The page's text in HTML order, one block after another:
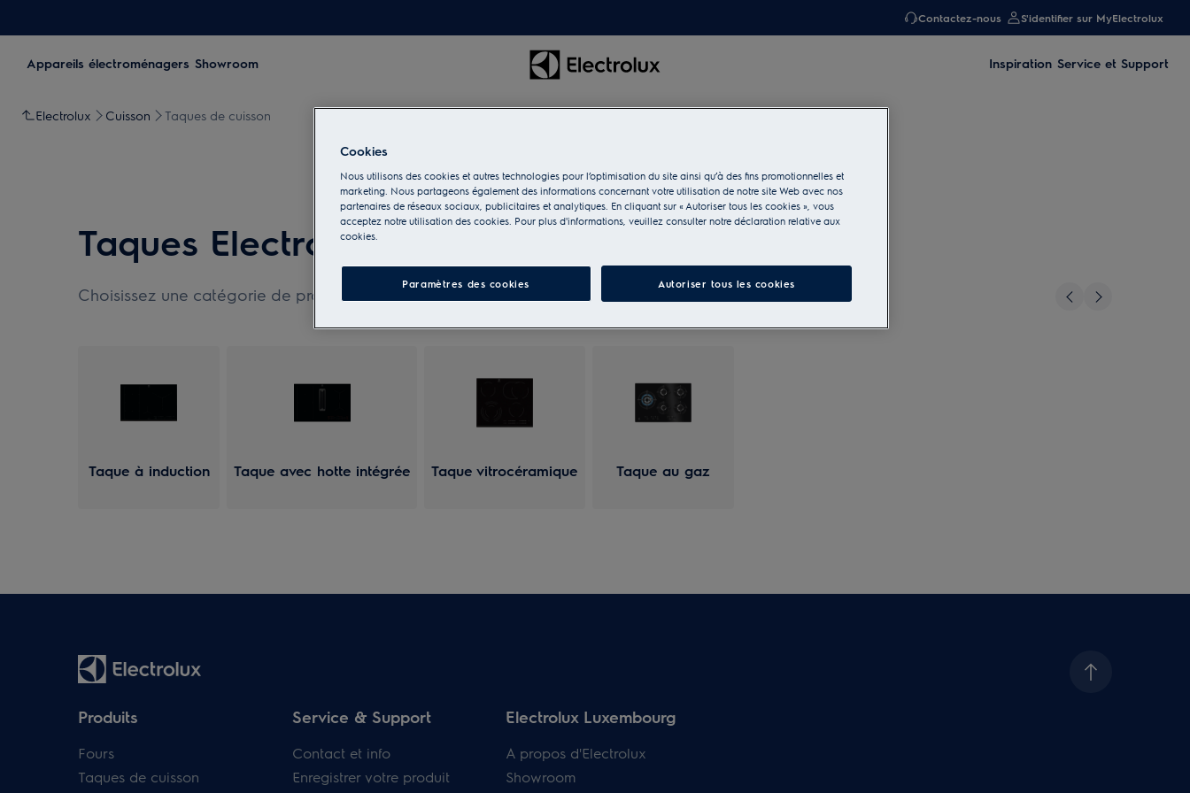
Contactez-nous S'identifier sur MyElectrolux
Appareils électroménagers Showroom Inspiration Service et Support
Electrolux Cuisson Taques de cuisson
Taques Electrolux
Choisissez une catégorie de produit selon votre souhait.
Taque à induction Taque avec hotte intégrée Taque vitrocéramique Taque au gaz
Produits
Fours
Taques de cuisson
Service & Support
Contact et info
Enregistrer votre produit
Electrolux Luxembourg
A propos d'Electrolux
Showroom
Cookies
Nous utilisons des cookies et autres technologies pour l’optimisation du site ainsi qu’à des fins promotionnelles et
marketing. Nous partageons également des informations concernant votre utilisation de notre site Web avec nos
partenaires de réseaux sociaux, publicitaires et analytiques. En cliquant sur « Autoriser tous les cookies », vous
acceptez notre utilisation des cookies. Pour plus d'informations, veuillez consulter notre déclaration relative aux
cookies.
Paramètres des cookies Autoriser tous les cookies